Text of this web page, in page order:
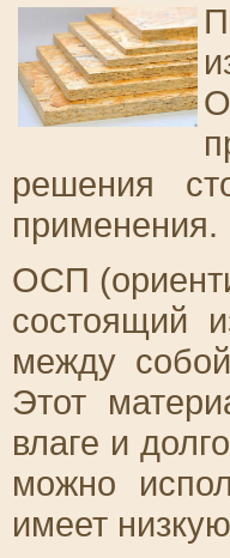
решения
применения.
ОСП
состоящий
между
Этот
влаге и
можно
имеет